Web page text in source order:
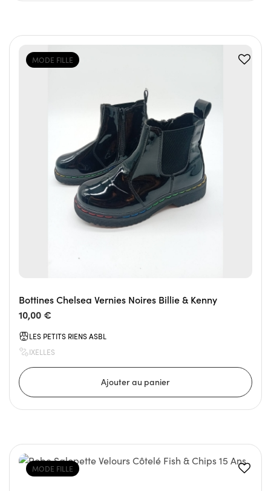
MODE FILLE
Bottines Chelsea Vernies Noires Billie & Kenny
10,00 €
LES PETITS RIENS ASBL
IXELLES
MODE FILLE